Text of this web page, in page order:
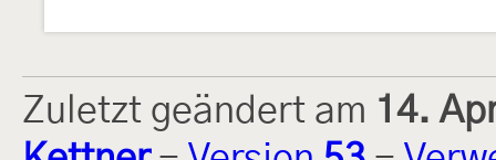
Zuletzt geändert am 14.